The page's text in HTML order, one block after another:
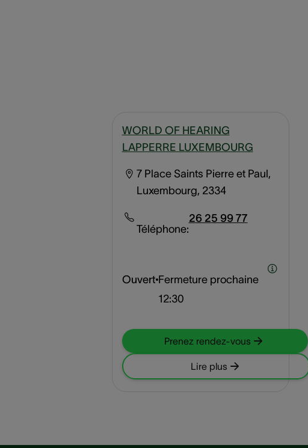
WORLD OF HEARING
LAPPERRE LUXEMBOURG
7 Place Saints Pierre et Paul,
Luxembourg, 2334
Téléphone:
26 25 99 77
Ouvert Fermeture prochaine
12:30
Prenez rendez-vous
Lire plus